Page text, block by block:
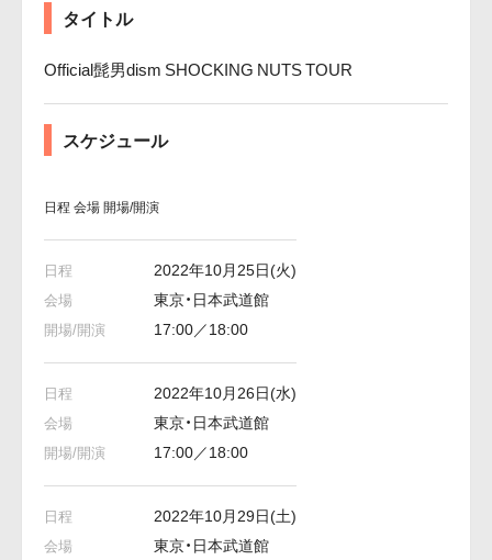
タイトル
Official髭男dism SHOCKING NUTS TOUR
スケジュール
日程 会場開場/開演
2022年10月25日(火)
東京・日本武道館
17:00／18:00
2022年10月26日(水)
東京・日本武道館
17:00／18:00
2022年10月29日(土)
東京・日本武道館